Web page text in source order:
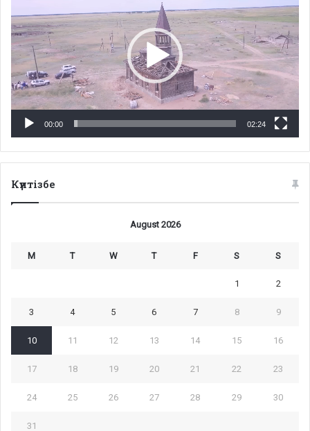
00:00 02:24
Күнтізбе
August 2026
M T W T F S S
1 2
3 4 5 6 7 8 9
10 11 12 13 14 15 16
17 18 19 20 21 22 23
24 25 26 27 28 29 30
31